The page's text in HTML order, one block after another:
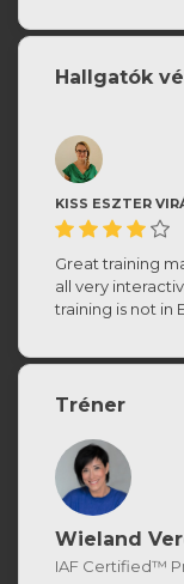
Hallgatók
KISS ESZTER
Great training
all very
training is not in
Tréner
Wieland
IAF Certified™